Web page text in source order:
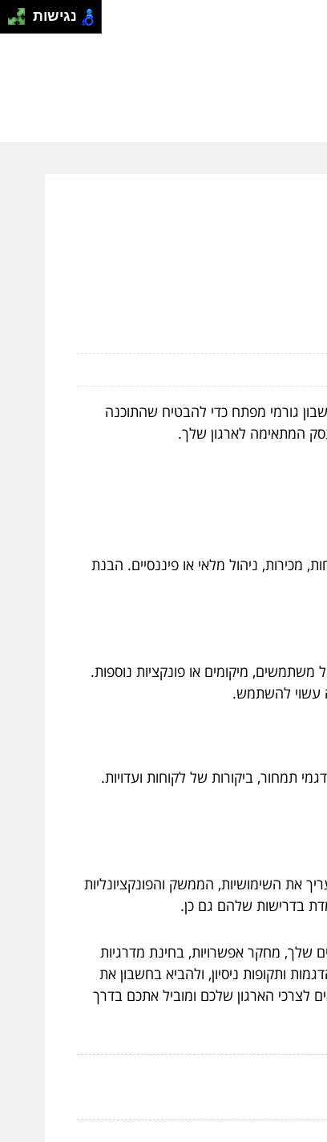
גורמי מפתח כדי להבטיח שהתוכנה
המתאימה לארגון שלך.
מכירות, ניהול מלאי או פיננסיים. הבנת
מיקומים או פונקציות נוספות.
עשוי להשתמש.
תמחור, ביקורות של לקוחות ועדויות.
את השימושיות, הממשק והפונקציונליות
בדרישות שלהם גם כן.
שלך, מחקר אפשרויות, בחינת מדרגיות
ותקופות ניסיון, ולהביא בחשבון את
לצרכי הארגון שלכם ומוביל אתכם בדרך
נגישות